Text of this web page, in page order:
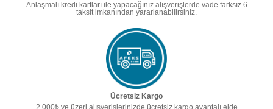
Anlaşmalı kredi kartları ile yapacağınız alışverişlerde vade farksız 6
taksit imkanından yararlanabilirsiniz.
Ücretsiz Kargo
2.000₺ ve üzeri alışverişlerinizde ücretsiz kargo avantajı elde